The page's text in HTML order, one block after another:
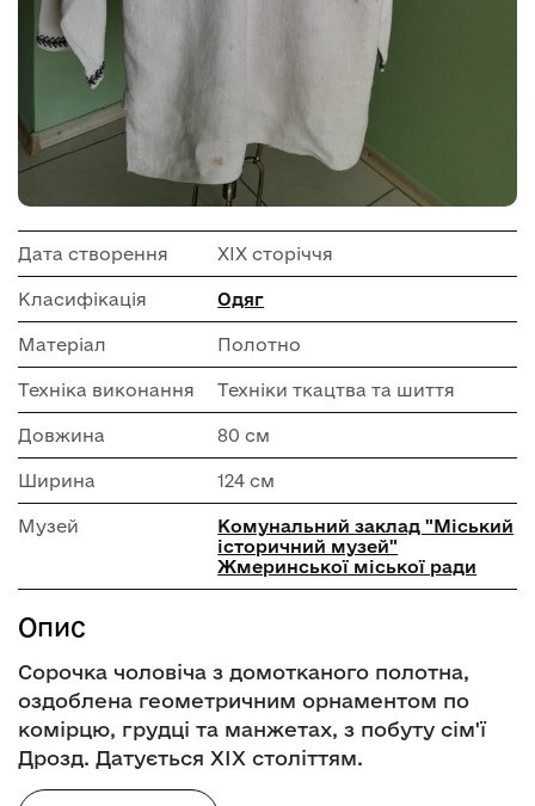
Дата створення ХІХ сторіччя
Класифікація Одяг
Матеріал Полотно
Техніка виконання Техніки ткацтва та шиття
Довжина 80 см
Ширина 124 см
Музей
Комунальний заклад "Mіський
історичний музей"
Жмеринської міської ради
Опис
Сорочка чоловіча з домотканого полотна,
оздоблена геометричним орнаментом по
комірцю, грудці та манжетах, з побуту сім'ї
Дрозд. Датується ХІХ століттям.